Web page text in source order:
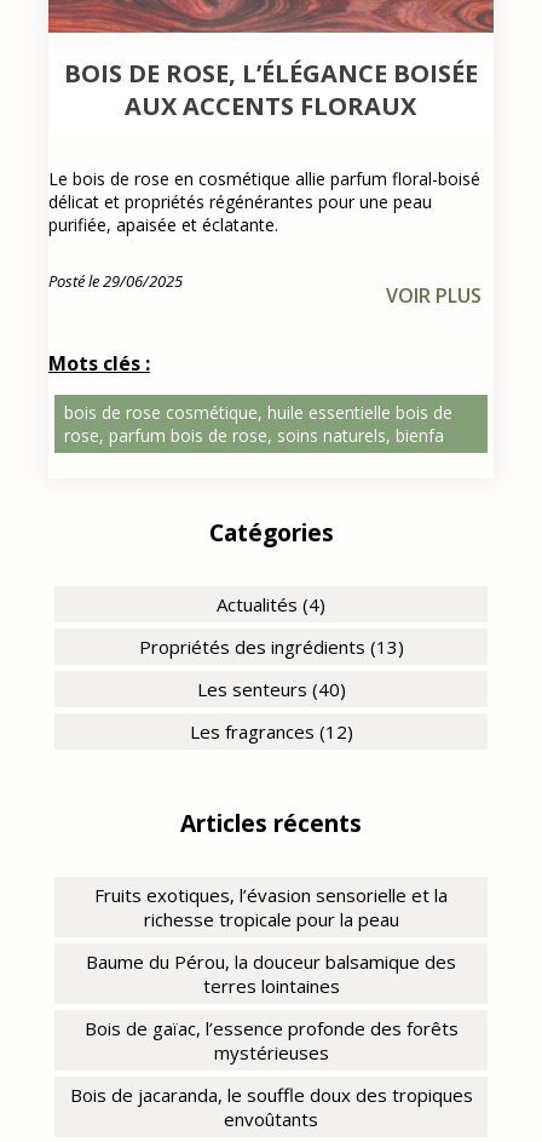
BOIS DE ROSE, L’ÉLÉGANCE BOISÉE
AUX ACCENTS FLORAUX
Le bois de rose en cosmétique allie parfum floral-boisé
délicat et propriétés régénérantes pour une peau
purifiée, apaisée et éclatante.
Posté le 29/06/2025
VOIR PLUS
Mots clés :
bois de rose cosmétique, huile essentielle bois de
rose, parfum bois de rose, soins naturels, bienfa
Catégories
Actualités (4)
Propriétés des ingrédients (13)
Les senteurs (40)
Les fragrances (12)
Articles récents
Fruits exotiques, l’évasion sensorielle et la
richesse tropicale pour la peau
Baume du Pérou, la douceur balsamique des
terres lointaines
Bois de gaïac, l’essence profonde des forêts
mystérieuses
Bois de jacaranda, le souffle doux des tropiques
envoûtants